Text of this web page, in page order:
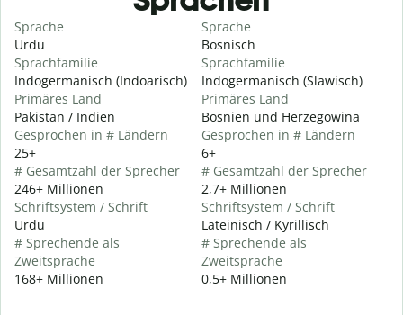
Sprache
Urdu
Sprachfamilie
Indogermanisch (Indoarisch)
Primäres Land
Pakistan / Indien
Gesprochen in # Ländern
25+
# Gesamtzahl der Sprecher
246+ Millionen
Schriftsystem / Schrift
Urdu
# Sprechende als
Zweitsprache
168+ Millionen
Sprache
Bosnisch
Sprachfamilie
Indogermanisch (Slawisch)
Primäres Land
Bosnien und Herzegowina
Gesprochen in # Ländern
6+
# Gesamtzahl der Sprecher
2,7+ Millionen
Schriftsystem / Schrift
Lateinisch / Kyrillisch
# Sprechende als
Zweitsprache
0,5+ Millionen